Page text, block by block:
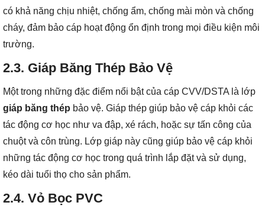
có khả năng chịu nhiệt, chống ẩm, chống mài mòn và chống
cháy, đảm bảo cáp hoạt động ổn định trong mọi điều kiện môi
trường.
2.3. Giáp Băng Thép Bảo Vệ
Một trong những đặc điểm nổi bật của cáp CVV/DSTA là lớp
giáp băng thép bảo vệ. Giáp thép giúp bảo vệ cáp khỏi các
tác động cơ học như va đập, xé rách, hoặc sự tấn công của
chuột và côn trùng. Lớp giáp này cũng giúp bảo vệ cáp khỏi
những tác động cơ học trong quá trình lắp đặt và sử dụng,
kéo dài tuổi thọ cho sản phẩm.
2.4. Vỏ Bọc PVC